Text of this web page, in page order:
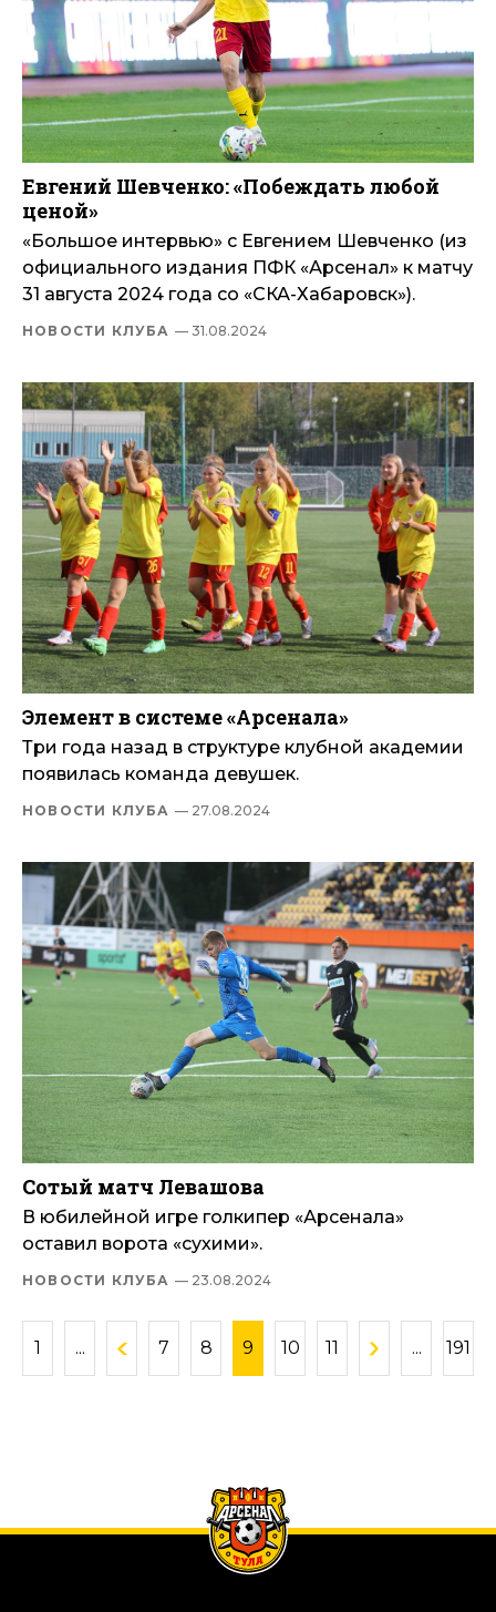
Евгений Шевченко: «Побеждать любой
ценой»
«Большое интервью» с Евгением Шевченко (из
официального издания ПФК «Арсенал» к матчу
31 августа 2024 года со «СКА-Хабаровск»).
НОВОСТИ КЛУБА — 31.08.2024
Элемент в системе «Арсенала»
Три года назад в структуре клубной академии
появилась команда девушек.
НОВОСТИ КЛУБА — 27.08.2024
Сотый матч Левашова
В юбилейной игре голкипер «Арсенала»
оставил ворота «сухими».
НОВОСТИ КЛУБА — 23.08.2024
1 ... 7 8 9 10 11 ... 191